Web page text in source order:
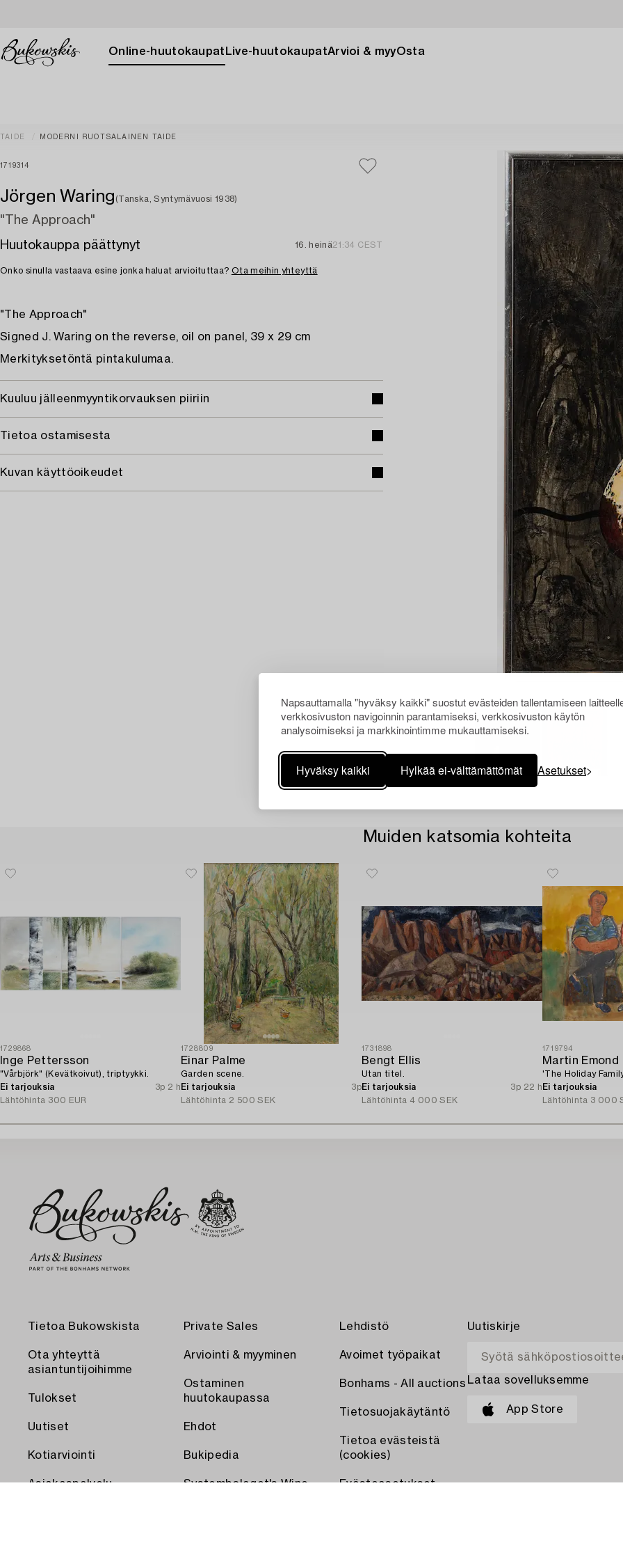
Napsauttamalla "hyväksy kaikki" suostut evästeiden tallentamiseen
verkkosivuston navigoinnin parantamiseksi, verkkosivuston käytön
analysoimiseksi ja markkinointimme mukauttamiseksi.
Hyväksy kaikki Hylkää ei-välttämättömät Asetukset
Online-huutokaupat Live-huutokaupatArvioi & myyOsta
TAIDE MODERNI RUOTSALAINEN TAIDE
1719314
Jörgen Waring (Tanska, Syntymävuosi 1938)
"The Approach"
Huutokauppa päättynyt
16. heinä21:34 CEST
Onko sinulla vastaava esine jonka haluat arvioituttaa? Ota meihin yhteyttä
"The Approach"
Signed J. Waring on the reverse, oil on panel, 39 x 29 cm
Merkityksetöntä pintakulumaa.
Kuuluu jälleenmyyntikorvauksen piiriin
Tietoa ostamisesta
Kuvan käyttöoikeudet
Muiden katsomia kohteita
1729868
Inge Pettersson
"Vårbjörk" (Kevätkoivut), triptyykki.
Ei tarjouksia
3p 2 h
Lähtöhinta 300 EUR
1728809
Einar Palme
Garden scene.
Ei tarjouksia
3p
Lähtöhinta 2 500 SEK
1731898
Bengt Ellis
Utan titel.
Ei tarjouksia
3p 22 h
Lähtöhinta 4 000 SEK
1719794
Martin Emond
'The Holiday
Ei tarjouksia
Lähtöhinta 3 000
Tietoa Bukowskista
Ota yhteyttä
asiantuntijoihimme
Tulokset
Uutiset
Kotiarviointi
Asiakaspalvelu
Private Sales
Arviointi & myyminen
Ostaminen
huutokaupassa
Ehdot
Bukipedia
Systembolaget's Wine
Lehdistö
Avoimet työpaikat
Bonhams - All auctions
Tietosuojakäytäntö
Tietoa evästeistä
(cookies)
Evästeasetukset
Uutiskirje
Lataa sovelluksemme
App Store